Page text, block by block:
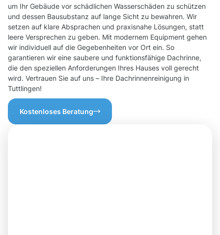
um Ihr Gebäude vor schädlichen Wasserschäden zu schützen
und dessen Bausubstanz auf lange Sicht zu bewahren. Wir
setzen auf klare Absprachen und praxisnahe Lösungen, statt
leere Versprechen zu geben. Mit modernem Equipment gehen
wir individuell auf die Gegebenheiten vor Ort ein. So
garantieren wir eine saubere und funktionsfähige Dachrinne,
die den speziellen Anforderungen Ihres Hauses voll gerecht
wird. Vertrauen Sie auf uns – Ihre Dachrinnenreinigung in
Tuttlingen!
Kostenloses Beratung